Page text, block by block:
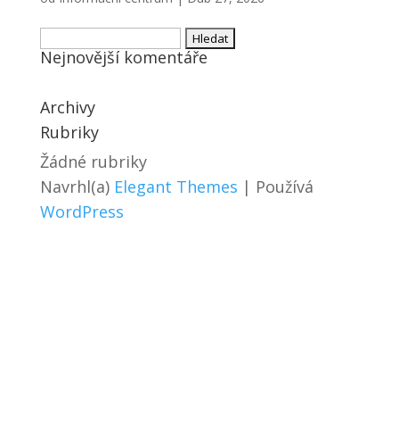
Vyhledávání
Nejnovější komentáře
Archivy
Rubriky
Žádné rubriky
Navrhl(a) Elegant Themes | Používá
WordPress